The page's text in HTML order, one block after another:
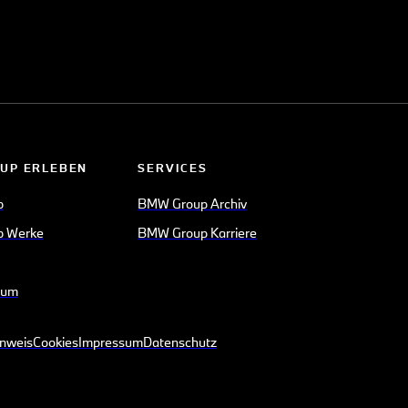
ERLEBEN
Werke
SERVICES
BMW Group Archiv
BMW Group Karriere
CookiesImpressumDatenschutz